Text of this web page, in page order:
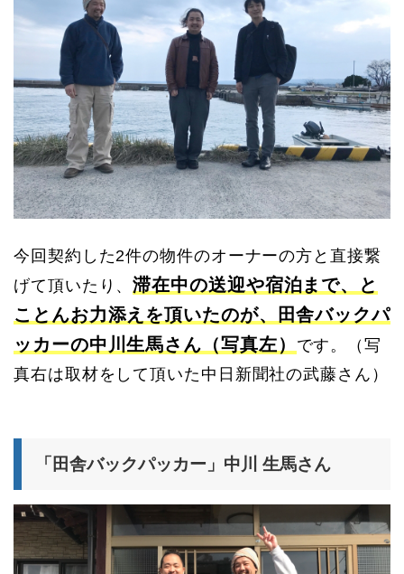
今回契約した2件の物件のオーナーの方と直接繋
げて頂いたり、滞在中の送迎や宿泊まで、と
ことんお力添えを頂いたのが、田舎バックパ
ッカーの中川生馬さん（写真左）
です。（写
真右は取材をして頂いた中日新聞社の武藤さん）
「田舎バックパッカー」中川 生馬さん